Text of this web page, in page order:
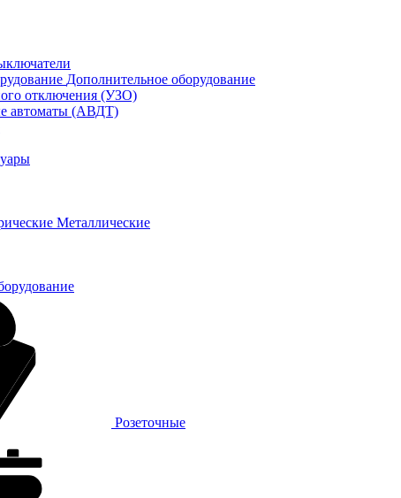
Дополнительное оборудование
отключения (УЗО)
автоматы (АВДТ)
Металлические
Розеточные